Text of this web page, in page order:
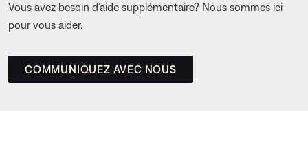
Vous avez besoin d’aide supplémentaire? Nous sommes ici
pour vous aider.
COMMUNIQUEZ AVEC NOUS